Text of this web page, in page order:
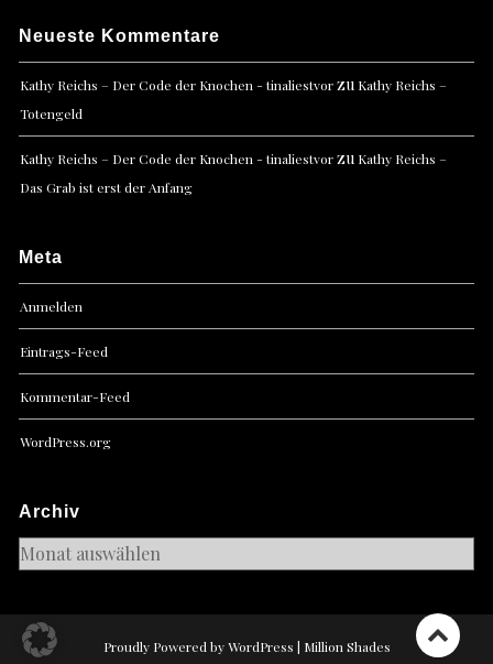
Neueste Kommentare
Kathy Reichs – Der Code der Knochen - tinaliestvorzu Kathy Reichs –
Totengeld
Kathy Reichs – Der Code der Knochen - tinaliestvorzu Kathy Reichs –
Das Grab ist erst der Anfang
Meta
Anmelden
Eintrags-Feed
Kommentar-Feed
WordPress.org
Archiv
Archiv
Proudly Powered by WordPress | Million Shades